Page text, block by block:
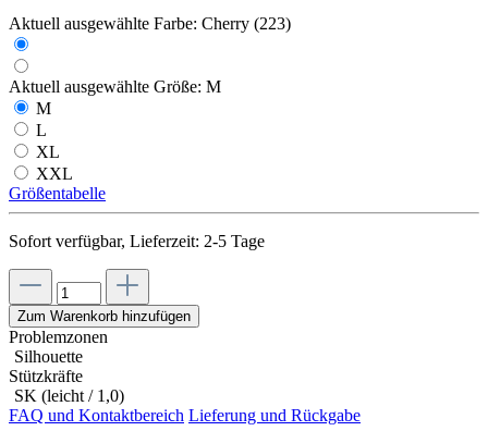
Aktuell ausgewählte Farbe: Cherry (223)
Aktuell ausgewählte Größe: M
M
L
XL
XXL
Größentabelle
Sofort verfügbar, Lieferzeit: 2-5 Tage
Zum Warenkorb hinzufügen
Problemzonen
Silhouette
Stützkräfte
SK (leicht / 1,0)
FAQ und Kontaktbereich Lieferung und Rückgabe